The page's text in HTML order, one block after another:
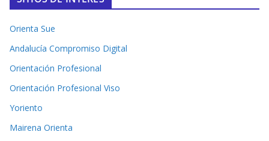
Orienta Sue
Andalucía Compromiso Digital
Orientación Profesional
Orientación Profesional Viso
Yoriento
Mairena Orienta